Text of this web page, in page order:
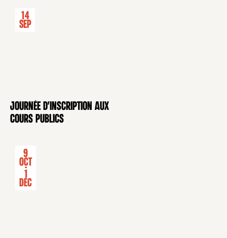
CONFÉRENCE
14
Sep
Journée d'inscription aux
cours publics
9
Oct
-
1
Déc